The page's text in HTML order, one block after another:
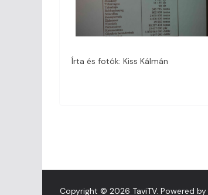
Írta és fotók: Kiss Kálmán
Copyright © 2026 TaviTV. Powered by